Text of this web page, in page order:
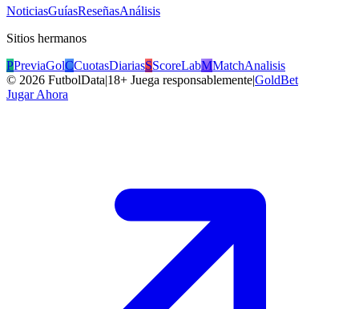
NoticiasGuíasReseñasAnálisis
Sitios hermanos
PPreviaGolCCuotasDiariasSScoreLabMMatchAnalisis
© 2026 FutbolData|18+ Juega responsablemente|GoldBet
Jugar Ahora